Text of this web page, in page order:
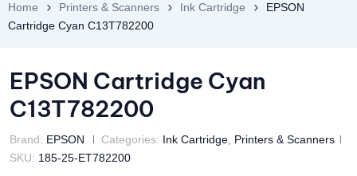
Home Printers & Scanners Ink Cartridge
EPSON
Cartridge Cyan C13T782200
EPSON Cartridge Cyan
C13T782200
Brand: EPSON Categories: Ink Cartridge Printers & Scanners
SKU: 185-25-ET782200